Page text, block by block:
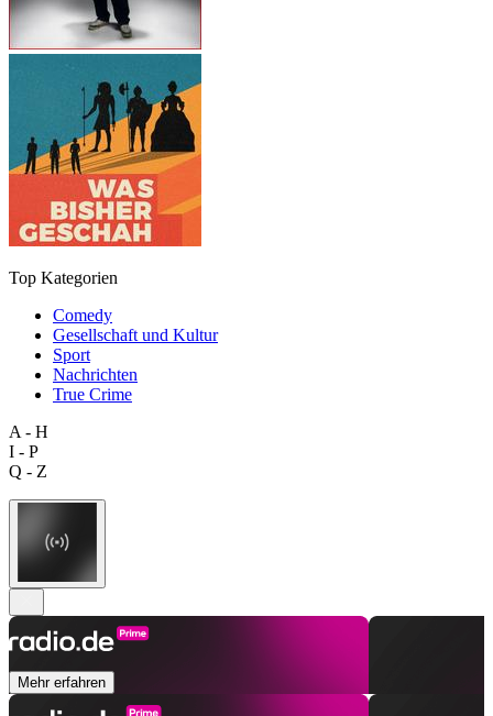
Top Kategorien
Comedy
Gesellschaft und Kultur
Sport
Nachrichten
True Crime
A - H
I - P
Q - Z
Mehr erfahren